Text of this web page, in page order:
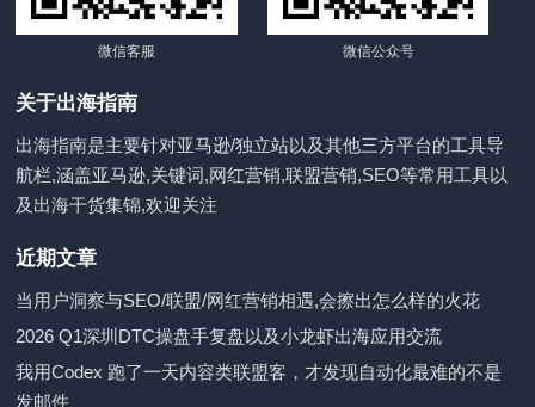
微信客服 微信公众号
关于出海指南
出海指南是主要针对亚马逊/独立站以及其他三方平台的工具导
航栏,涵盖亚马逊,关键词,网红营销,联盟营销,SEO等常用工具以
及出海干货集锦,欢迎关注
近期文章
当用户洞察与SEO/联盟/网红营销相遇,会擦出怎么样的火花
2026 Q1深圳DTC操盘手复盘以及小龙虾出海应用交流
我用Codex 跑了一天内容类联盟客，才发现自动化最难的不是
发邮件